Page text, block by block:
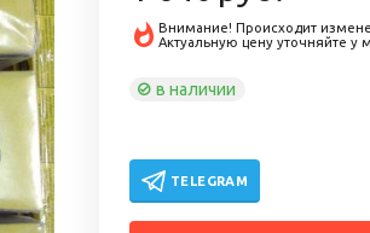
Внимание! Происходит
Актуальную цену уточняйте у
в наличии
TELEGRAM